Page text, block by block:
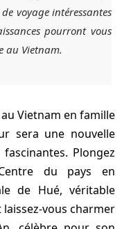
voyage intéressantes
pourront vous
au Vietnam.
Vietnam en famille
sera une nouvelle
Plongez
du pays en
de Hué, véritable
vous charmer